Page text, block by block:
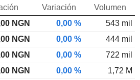
Variación
Volumen
NGN 0,00 %
543 mil
NGN 0,00 %
444 mil
NGN 0,00 %
722 mil
NGN 0,00 %
1,72 M